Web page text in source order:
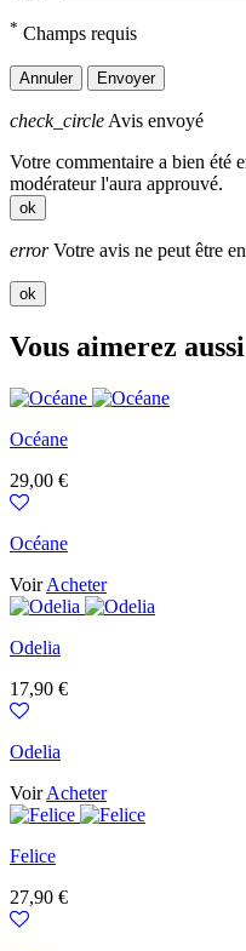
* Champs requis
Annuler Envoyer
check_circle Avis envoyé
Votre commentaire a bien été
modérateur l'aura approuvé.
ok
errorVotre avis ne peut être
ok
Vous aimerez aussi
Océane
Prix
29,00 €
Océane
VoirAcheter
Odelia
Prix
17,90 €
Odelia
VoirAcheter
Felice
Prix
27,90 €